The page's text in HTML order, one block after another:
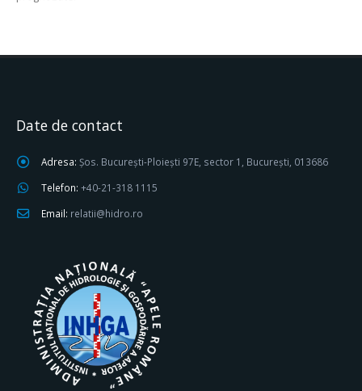
Date de contact
Adresa: Șos. București-Ploiești 97E, sector 1, București, 013686
Telefon: +40-21-318 1115
Email: relatii@hidro.ro